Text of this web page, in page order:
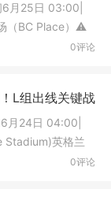
6月25日 03:00|
（BC Place）⚠️
0评论
L组出线关键战
月24日 04:00|
Stadium)英格兰
0评论